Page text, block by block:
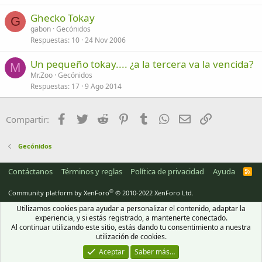
G Ghecko Tokay
gabon Gecónidos
Respuestas 10 24 Nov 2006
M Un pequeño tokay.... ¿a la tercera va la vencida?
Mr.Zoo Gecónidos
Respuestas 17 9 Ago 2014
Compartir: Facebook
Twitter Reddit PinterestTumblrWhatsApp
Email
Gecónidos
Contáctanos Términos y reglas Política de privacidad Ayuda
R
Community platform by XenForo® © 2010-2022 XenForo Ltd.
Utilizamos cookies para ayudar a personalizar el contenido, adaptar la
experiencia, y si estás registrado, a mantenerte conectado.
Al continuar utilizando este sitio, estás dando tu consentimiento a nuestra
utilización de cookies.
Aceptar
Saber más…